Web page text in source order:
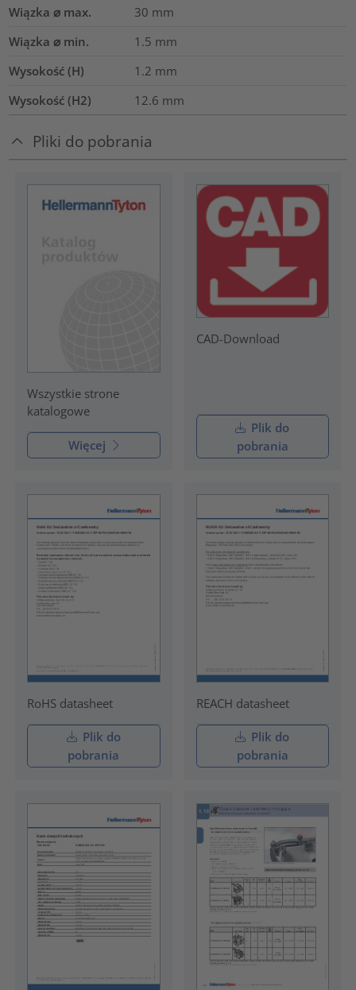
Wiązka ⌀ max.
30 mm
Wiązka ⌀ min.
1.5 mm
Wysokość (H)
1.2 mm
Wysokość (H2)
12.6 mm
Pliki do pobrania
Wszystkie strone
katalogowe
Więcej
CAD-Download
Plik do
pobrania
RoHS datasheet
Plik do
pobrania
REACH datasheet
Plik do
pobrania